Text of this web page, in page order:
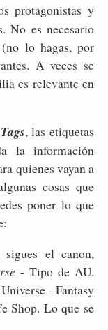
protagonistas y
No es necesario
lo hagas, por
A veces se
es relevante en
, las etiquetas
la información
quienes vayan a
cosas que
poner lo que
el canon,
- Tipo de AU.
- Fantasy
Shop. Lo que se